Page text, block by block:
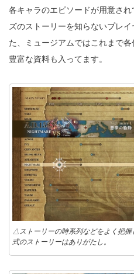
各キャラのエピソードが用意さ
ズのストーリーを知らないプレ
た、ミュージアムではこれまで
豊富な資料も入ってます。
△ストーリーの時系列などをよく把
式のストーリーはありがたし。